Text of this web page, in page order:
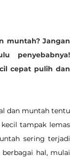
muntah? Jangan
penyebabnya!
cepat pulih dan
dan muntah tentu
tampak lemas
sering terjadi
berbagai hal, mulai